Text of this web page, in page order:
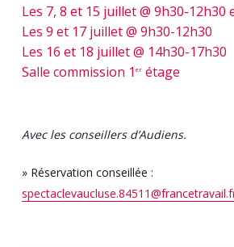
Les 7, 8 et 15 juillet @ 9h30-12h30
Les 9 et 17 juillet @ 9h30-12h30
Les 16 et 18 juillet @ 14h30-17h30
Salle commission 1 erétage
Avec les conseillers d’Audiens.
» Réservation conseillée :